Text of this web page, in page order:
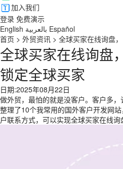
加入我们
登录 免费演示
English بالعربية Español
首页 > 外贸资讯 > 全球买家在线询盘
全球买家在线询盘
锁定全球买家
日期:2025年08月22日
做外贸，最怕的就是没客户。客户多
整理了10个我常用的国外客户开发网
户联系方式，可以实现全球买家在线询